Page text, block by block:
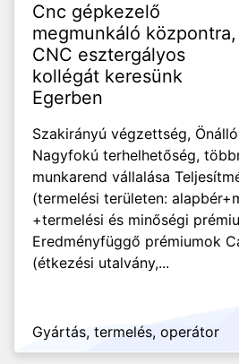
Cnc gépkezelő
megmunkáló központra,
CNC esztergályos
kollégát keresünk
Egerben
Szakirányú végzettség,
Nagyfokú terhelhetőség,
munkarend vállalása
(termelési területen:
+termelési és minőségi
Eredményfüggő prémiumok
(étkezési utalvány,...
Gyártás, termelés, operátor